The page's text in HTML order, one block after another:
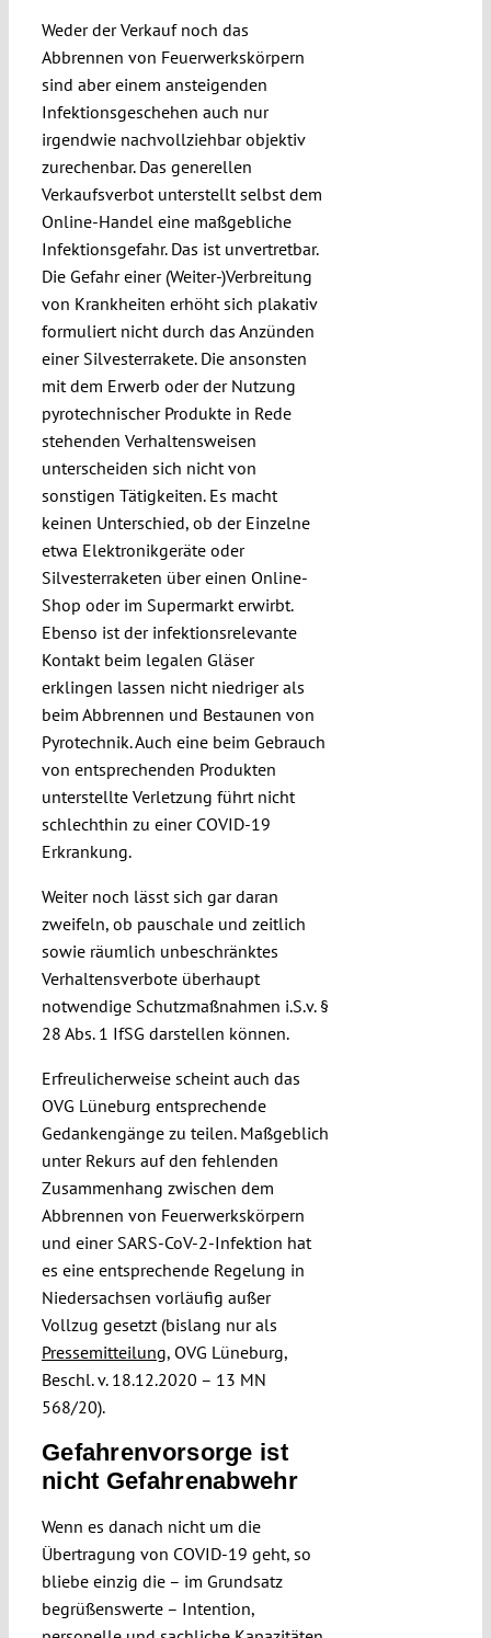
Weder der Verkauf noch das
Abbrennen von Feuerwerkskörpern
sind aber einem ansteigenden
Infektionsgeschehen auch nur
irgendwie nachvollziehbar objektiv
zurechenbar. Das generellen
Verkaufsverbot unterstellt selbst dem
Online-Handel eine maßgebliche
Infektionsgefahr. Das ist unvertretbar.
Die Gefahr einer (Weiter-)Verbreitung
von Krankheiten erhöht sich plakativ
formuliert nicht durch das Anzünden
einer Silvesterrakete. Die ansonsten
mit dem Erwerb oder der Nutzung
pyrotechnischer Produkte in Rede
stehenden Verhaltensweisen
unterscheiden sich nicht von
sonstigen Tätigkeiten. Es macht
keinen Unterschied, ob der Einzelne
etwa Elektronikgeräte oder
Silvesterraketen über einen Online-
Shop oder im Supermarkt erwirbt.
Ebenso ist der infektionsrelevante
Kontakt beim legalen Gläser
erklingen lassen nicht niedriger als
beim Abbrennen und Bestaunen von
Pyrotechnik. Auch eine beim Gebrauch
von entsprechenden Produkten
unterstellte Verletzung führt nicht
schlechthin zu einer COVID-19
Erkrankung.
Weiter noch lässt sich gar daran
zweifeln, ob pauschale und zeitlich
sowie räumlich unbeschränktes
Verhaltensverbote überhaupt
notwendige Schutzmaßnahmen i.S.v. §
28 Abs. 1 IfSG darstellen können.
Erfreulicherweise scheint auch das
OVG Lüneburg entsprechende
Gedankengänge zu teilen. Maßgeblich
unter Rekurs auf den fehlenden
Zusammenhang zwischen dem
Abbrennen von Feuerwerkskörpern
und einer SARS-CoV-2-Infektion hat
es eine entsprechende Regelung in
Niedersachsen vorläufig außer
Vollzug gesetzt (bislang nur als
Pressemitteilung, OVG Lüneburg,
Beschl. v. 18.12.2020 – 13 MN
568/20).
Gefahrenvorsorge ist
nicht Gefahrenabwehr
Wenn es danach nicht um die
Übertragung von COVID-19 geht, so
bliebe einzig die – im Grundsatz
begrüßenswerte – Intention,